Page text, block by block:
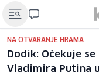
NA OTVARANJE HRAMA
Dodik: Očekuje
Vladimira Putina